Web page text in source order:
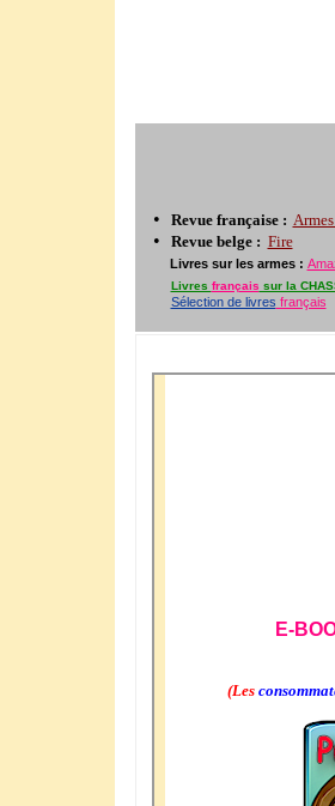
•
Revue française :
• Revue belge : Fire
Livres sur les armes :
Livres français sur la
Sélection de livres français